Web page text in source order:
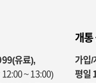
유료),
~ 13:00)
개통
가입/
평일